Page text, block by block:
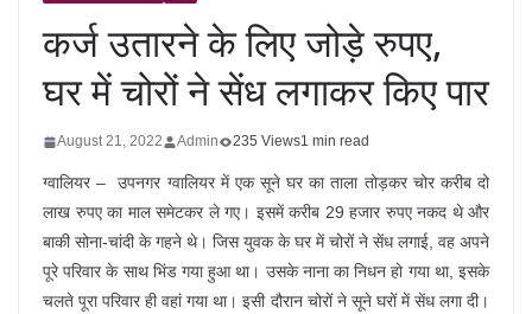
कर्ज उतारने के लिए जोड़े रुपए,
घर में चोरों ने सेंध लगाकर किए पार
August 21, 2022 Admin 235 Views1 min read
ग्वालियर – उपनगर ग्वालियर में एक सूने घर का ताला तोड़कर चोर करीब दो
लाख रुपए का माल समेटकर ले गए। इसमें करीब 29 हजार रुपए नकद थे और
बाकी सोना-चांदी के गहने थे। जिस युवक के घर में चोरों ने सेंध लगाई, वह अपने
पूरे परिवार के साथ भिंड गया हुआ था। उसके नाना का निधन हो गया था, इसके
चलते पूरा परिवार ही वहां गया था। इसी दौरान चोरों ने सूने घरों में सेंध लगा दी।